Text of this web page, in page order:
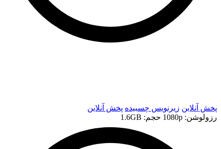
پخش آنلاین زیرنویس چسبیده پخش آنلاین
رزولوشن: 1080p
حجم: 1.6GB